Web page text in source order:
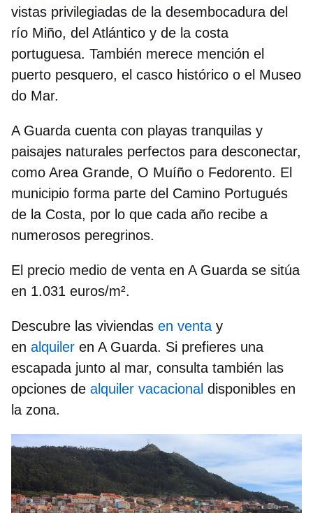
vistas privilegiadas de la desembocadura del
río Miño, del Atlántico y de la costa
portuguesa. También merece mención el
puerto pesquero, el casco histórico o el Museo
do Mar.
A Guarda cuenta con playas tranquilas y
paisajes naturales perfectos para desconectar,
como Area Grande, O Muíño o Fedorento. El
municipio forma parte del Camino Portugués
de la Costa, por lo que cada año recibe a
numerosos peregrinos.
El precio medio de venta en A Guarda se sitúa
en 1.031 euros/m².
Descubre las viviendas en venta y
en alquiler en A Guarda. Si prefieres una
escapada junto al mar, consulta también las
opciones de alquiler vacacional disponibles en
la zona.